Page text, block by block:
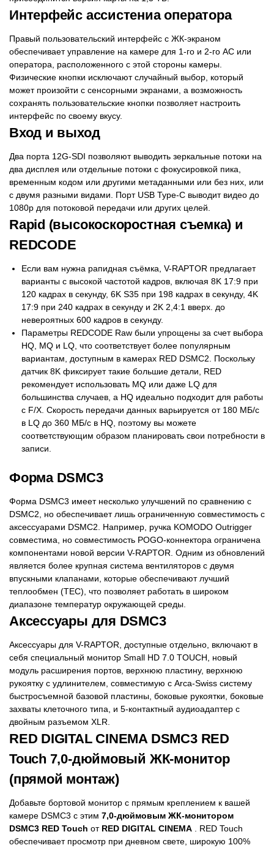
Интерфейс ассистениа оператора
Правый пользовательский интерфейс с ЖК-экраном
обеспечивает управление на камере для 1-го и 2-го AC или
оператора, расположенного с этой стороны камеры.
Физические кнопки исключают случайный выбор, который
может произойти с сенсорными экранами, а возможность
сохранять пользовательские кнопки позволяет настроить
интерфейс по своему вкусу.
Вход и выход
Два порта 12G-SDI позволяют выводить зеркальные потоки на
два дисплея или отдельные потоки с фокусировкой пика,
временным кодом или другими метаданными или без них, или
с двумя разными видами. Порт USB Type-C выводит видео до
1080p для потоковой передачи или других целей.
Rapid (высокоскоростная съемка) ​​и
REDCODE
Если вам нужна рапидная съёмка, V-RAPTOR предлагает
варианты с высокой частотой кадров, включая 8K 17:9 при
120 кадрах в секунду, 6K S35 при 198 кадрах в секунду, 4K
17:9 при 240 кадрах в секунду и 2K 2,4:1 вверх. до
невероятных 600 кадров в секунду.
Параметры REDCODE Raw были упрощены за счет выбора
HQ, MQ и LQ, что соответствует более популярным
вариантам, доступным в камерах RED DSMC2. Поскольку
датчик 8K фиксирует такие большие детали, RED
рекомендует использовать MQ или даже LQ для
большинства случаев, а HQ идеально подходит для работы
с F/X. Скорость передачи данных варьируется от 180 МБ/с
в LQ до 360 МБ/с в HQ, поэтому вы можете
соответствующим образом планировать свои потребности в
записи.
Форма DSMC3
Форма DSMC3 имеет несколько улучшений по сравнению с
DSMC2, но обеспечивает лишь ограниченную совместимость с
аксессуарами DSMC2. Например, ручка KOMODO Outrigger
совместима, но совместимость POGO-коннектора ограничена
компонентами новой версии V-RAPTOR. Одним из обновлений
является более крупная система вентиляторов с двумя
впускными клапанами, которые обеспечивают лучший
теплообмен (TEC), что позволяет работать в широком
диапазоне температур окружающей среды.
Аксессуары для DSMC3
Аксессуары для V-RAPTOR, доступные отдельно, включают в
себя специальный монитор Small HD 7.0 TOUCH, новый
модуль расширения портов, верхнюю пластину, верхнюю
рукоятку с удлинителем, совместимую с Arca-Swiss систему
быстросъемной базовой пластины, боковые рукоятки, боковые
захваты клеточного типа, и 5-контактный аудиоадаптер с
двойным разъемом XLR.
RED DIGITAL CINEMA DSMC3 RED
Touch 7,0-дюймовый ЖК-монитор
(прямой монтаж)
Добавьте бортовой монитор с прямым креплением к вашей
камере DSMC3 с этим 7,0-дюймовым ЖК-монитором
DSMC3 RED Touch от RED DIGITAL CINEMA . RED Touch
обеспечивает просмотр при дневном свете, широкую 100%